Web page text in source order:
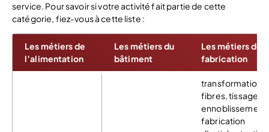
service. Pour savoir si votre activité fait partie de cette
catégorie, fiez-vous à cette liste :
Les métiers de
l’alimentation
Les métiers du
bâtiment
Les métiers de
fabrication
transformation
fibres, tissage,
ennoblissement,
fabrication